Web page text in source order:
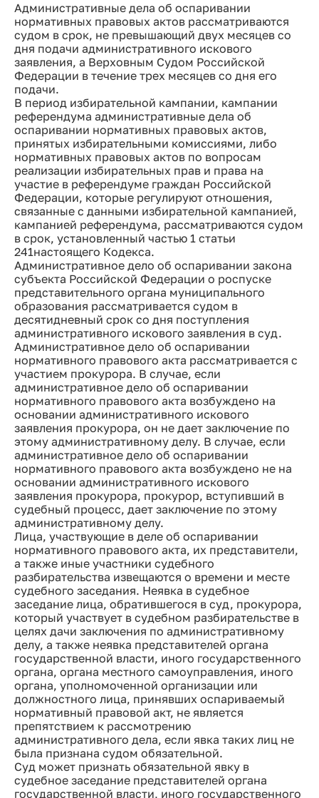
Административные дела об оспаривании
нормативных правовых актов рассматриваются
судом в срок, не превышающий двух месяцев со
дня подачи административного искового
заявления, а Верховным Судом Российской
Федерации в течение трех месяцев со дня его
подачи.
В период избирательной кампании, кампании
референдума административные дела об
оспаривании нормативных правовых актов,
принятых избирательными комиссиями, либо
нормативных правовых актов по вопросам
реализации избирательных прав и права на
участие в референдуме граждан Российской
Федерации, которые регулируют отношения,
связанные с данными избирательной кампанией,
кампанией референдума, рассматриваются судом
в срок, установленный частью 1 статьи
241настоящего Кодекса.
Административное дело об оспаривании закона
субъекта Российской Федерации о роспуске
представительного органа муниципального
образования рассматривается судом в
десятидневный срок со дня поступления
административного искового заявления в суд.
Административное дело об оспаривании
нормативного правового акта рассматривается с
участием прокурора. В случае, если
административное дело об оспаривании
нормативного правового акта возбуждено на
основании административного искового
заявления прокурора, он не дает заключение по
этому административному делу. В случае, если
административное дело об оспаривании
нормативного правового акта возбуждено не на
основании административного искового
заявления прокурора, прокурор, вступивший в
судебный процесс, дает заключение по этому
административному делу.
Лица, участвующие в деле об оспаривании
нормативного правового акта, их представители,
а также иные участники судебного
разбирательства извещаются о времени и месте
судебного заседания. Неявка в судебное
заседание лица, обратившегося в суд, прокурора,
который участвует в судебном разбирательстве в
целях дачи заключения по административному
делу, а также неявка представителей органа
государственной власти, иного государственного
органа, органа местного самоуправления, иного
органа, уполномоченной организации или
должностного лица, принявших оспариваемый
нормативный правовой акт, не является
препятствием к рассмотрению
административного дела, если явка таких лиц не
была признана судом обязательной.
Суд может признать обязательной явку в
судебное заседание представителей органа
государственной власти, иного государственного